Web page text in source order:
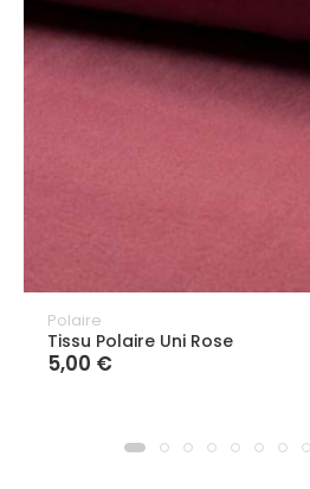
Polaire
Tissu Polaire Uni Rose
5,00 €